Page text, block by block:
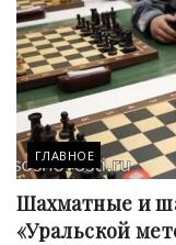
ГЛАВНОЕ
Шахматные и
«Уральской